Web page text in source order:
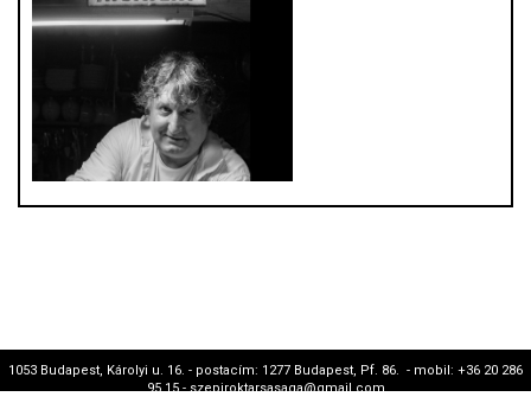
1053 Budapest, Károlyi u. 16. - postacím: 1277 Budapest, Pf. 86. - mobil: +36 20 286
95 15 - szepiroktarsasaga@gmail.com